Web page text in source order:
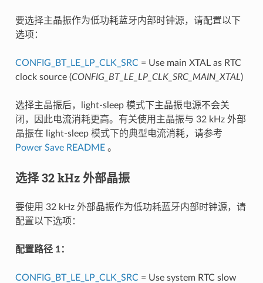
要选择主晶振作为低功耗蓝牙内部时钟源，请配置以下
选项：
CONFIG_BT_LE_LP_CLK_SRC= Use main XTAL as RTC
clock source (CONFIG_BT_LE_LP_CLK_SRC_MAIN_XTAL)
选择主晶振后，light-sleep 模式下主晶振电源不会关
闭，因此电流消耗更高。有关使用主晶振与 32 kHz 外部
晶振在 light-sleep 模式下的典型电流消耗，请参考
Power Save README 。
选择 32 kHz 外部晶振
要使用 32 kHz 外部晶振作为低功耗蓝牙内部时钟源，请
配置以下选项：
配置路径 1：
CONFIG_BT_LE_LP_CLK_SRC= Use system RTC slow